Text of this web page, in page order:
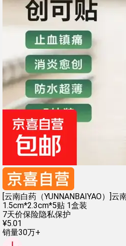
[云南白药（YUNNANBAIYAO）]云
1.5cm*2.3cm*5贴 1盒装
7天价保险隐私保护
¥5.01
销量30万+